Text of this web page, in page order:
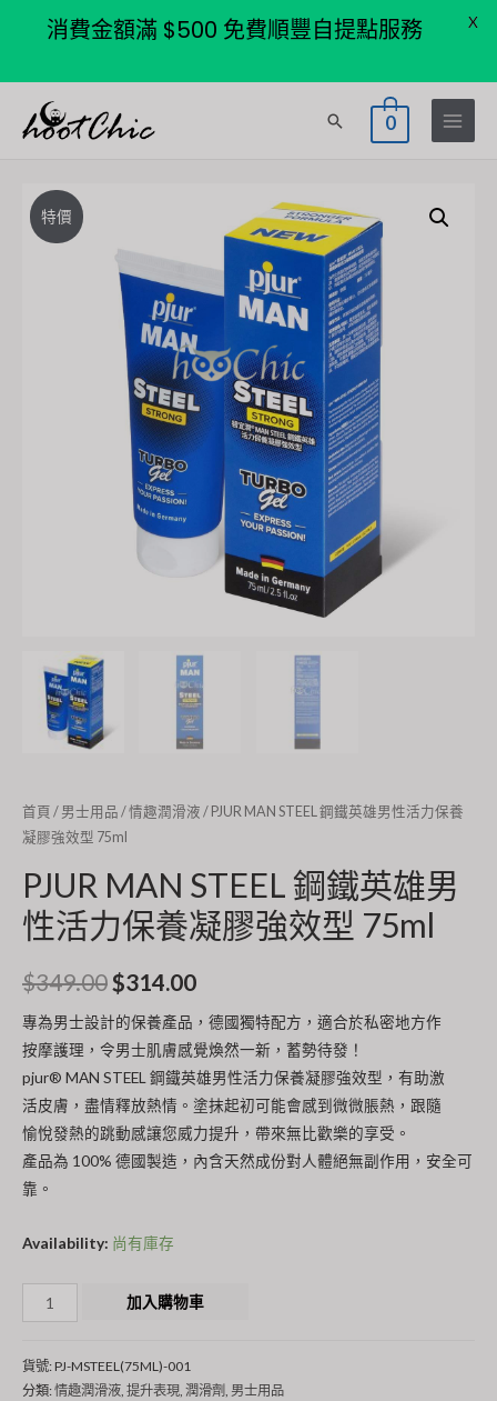
Search 0
Main
特價
首頁 / 男士用品 /情趣潤滑液 / PJUR MAN STEEL 鋼鐵英雄男性活力保養
凝膠強效型 75ml
PJUR MAN STEEL 鋼鐵英雄男
性活力保養凝膠強效型 75ml
$349.00 $314.00
專為男士設計的保養產品，德國獨特配方，適合於私密地方作
按摩護理，令男士肌膚感覺煥然一新，蓄勢待發！
pjur® MAN STEEL 鋼鐵英雄男性活力保養凝膠強效型，有助激
活皮膚，盡情釋放熱情。塗抹起初可能會感到微微脹熱，跟隨
愉悅發熱的跳動感讓您威力提升，帶來無比歡樂的享受。
產品為 100% 德國製造，內含天然成份對人體絕無副作用，安全可
靠。
Availability: 尚有庫存
PJUR
MAN
鋼
加入購物車
貨號:PJ-MSTEEL(75ML)-001
分類:情趣潤滑液, 提升表現, 潤滑劑, 男士用品
消費金額滿 $500 免費順豐自提點服務 X